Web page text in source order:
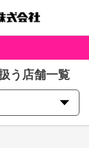
う店舗一覧